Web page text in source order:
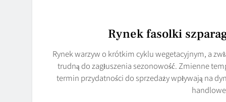
Rynek fasolki
Rynek warzyw o krótkim cyklu wegetacyjnym, a
trudną do zagłuszenia sezonowość. Zmienne
termin przydatności do sprzedaży wpływają na